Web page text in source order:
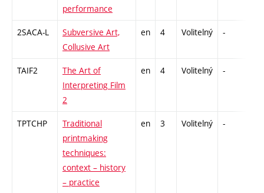
performance
2SACA-L
Subversive Art,
Collusive Art
en 4 Volitelný -
TAIF2
The Art of
Interpreting Film
2
en 4 Volitelný -
TPTCHP
Traditional
printmaking
techniques:
context – history
– practice
en 3 Volitelný -